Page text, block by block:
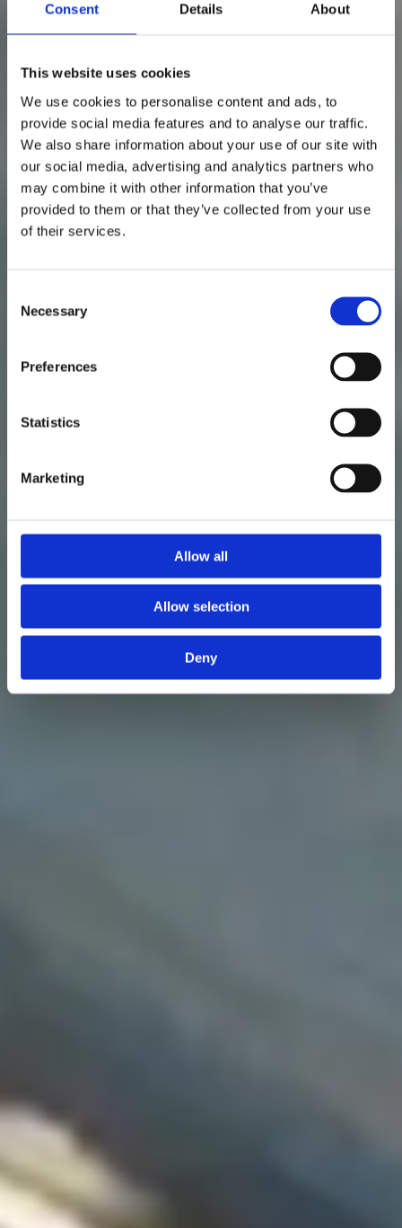
Consent Details About
This website uses cookies
We use cookies to personalise content and ads, to
provide social media features and to analyse our traffic.
We also share information about your use of our site with
our social media, advertising and analytics partners who
may combine it with other information that you’ve
provided to them or that they’ve collected from your use
of their services.
Selection
Necessary
Preferences
Statistics
Marketing
Allow all
Allow selection
Deny
Säljtratten för
digital och
Senast uppdaterad: 29 mars 2026